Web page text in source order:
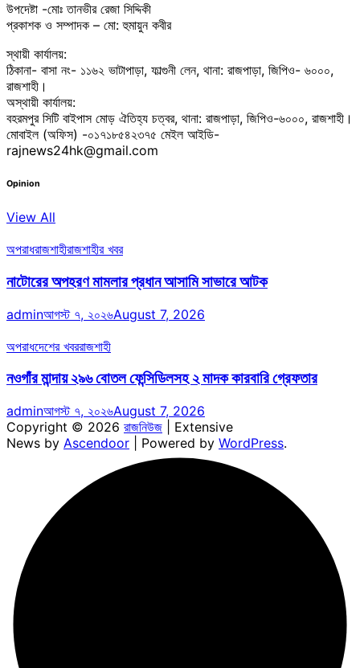
উপদেষ্টা -মোঃ তানভীর রেজা সিদ্দিকী
প্রকাশক ও সম্পাদক – মো: হুমায়ুন কবীর
স্থায়ী কার্যালয়:
ঠিকানা- বাসা নং- ১১৬২ ভাটাপাড়া, ফাল্গুনী লেন, থানা: রাজপাড়া, জিপিও- ৬০০০,
রাজশাহী।
অস্থায়ী কার্যালয়:
বহরমপুর সিটি বাইপাস মোড় ঐতিহ্য চত্বর, থানা: রাজপাড়া, জিপিও-৬০০০, রাজশাহী।
মোবাইল (অফিস) -০১৭১৮৫৪২৩৭৫ মেইল আইডি-
rajnews24hk@gmail.com
Opinion
View All
অপরাধরাজশাহীরাজশাহীর খবর
নাটোরের অপহরণ মামলার প্রধান আসামি সাভারে আটক
adminআগস্ট ৭, ২০২৬August 7, 2026
অপরাধদেশের খবররাজশাহী
নওগাঁর মান্দায় ২৯৬ বোতল ফেন্সিডিলসহ ২ মাদক কারবারি গ্রেফতার
adminআগস্ট ৭, ২০২৬August 7, 2026
Copyright © 2026 রাজনিউজ | Extensive
News by Ascendoor | Powered by WordPress.